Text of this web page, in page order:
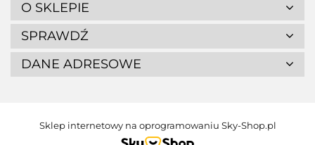
O SKLEPIE
SPRAWDŹ
DANE ADRESOWE
Sklep internetowy na oprogramowaniu Sky-Shop.pl